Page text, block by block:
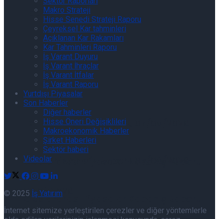
FX Teknik Analiz Raporu 07/08/2026
Uluslararası Piyasalar Kapanış Raporu –
06.08.2026
Toplayacak?
FX Teknik Analiz Raporu 07/08/2026
Uluslararası Piyasalar Kapanış Raporu –
Makro Strateji
Hisse Senedi Strateji Raporu
Çeyreksel Kar tahminleri
Açıklanan Kar Rakamları
Kar Tahminleri Raporu
İş Varant Duyuru
İş Varant İhraçlar
İş Varant İtfalar
İş Varant Raporu
Yurtdışı Piyasalar
Son Haberler
Diğer haberler
Hisse Öneri Değişiklileri
Makroekonomik Haberler
Şirket Haberleri
Sektör haberi
Videolar
© 2025 İş Yatırım
İnternet sitemize yerleştirilen çerezler ve diğer yöntemlerle